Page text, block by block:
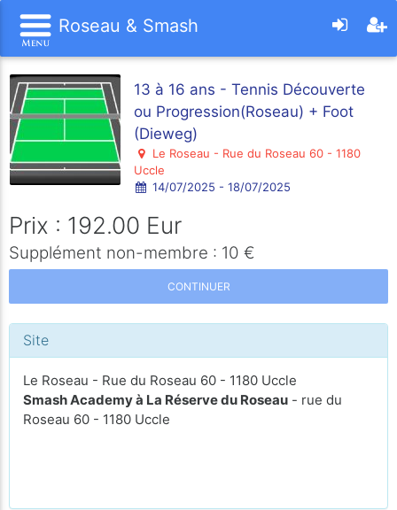
Roseau & Smash
13 à 16 ans - Tennis Découverte
ou Progression(Roseau) + Foot
(Dieweg)
Le Roseau - Rue du Roseau 60 - 1180
Uccle
14/07/2025 - 18/07/2025
Prix : 192.00 Eur
Supplément non-membre : 10 €
CONTINUER
Site
Le Roseau - Rue du Roseau 60 - 1180 Uccle
Smash Academy à La Réserve du Roseau - rue du
Roseau 60 - 1180 Uccle